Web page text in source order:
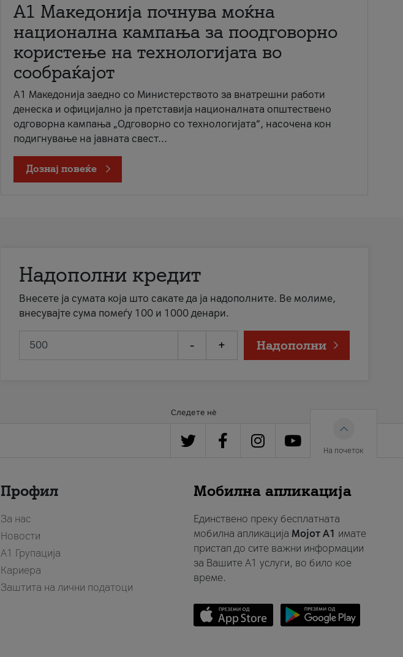
A1 Македонија почнува моќна
национална кампања за поодговорно
користење на технологијата во
сообраќајот
A1 Македонија заедно со Министерството за внатрешни работи
денеска и официјално ја претставија националната општествено
одговорна кампања „Одговорно со технологијата“, насочена кон
подигнување на јавната свест...
Дознај повеќе
Надополни кредит
Внесете ја сумата која што сакате да ја надополните. Ве молиме,
внесувајте сума помеѓу 100 и 1000 денари.
- + Надополни
Следете нè
На почеток
Профил
За нас
Новости
А1 Групација
Кариера
Заштита на лични податоци
Мобилна апликација
Единствено преку бесплатната
мобилна апликација Мојот A1 имате
пристап до сите важни информации
за Вашите A1 услуги, во било кое
време.